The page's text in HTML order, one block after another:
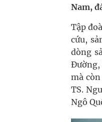
Giải pháp
Nam,
Tập
cứu,
dòng
Đường,
mà
TS.
Ngô